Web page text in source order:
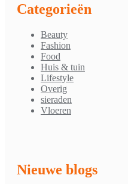
Categorieën
Beauty
Fashion
Food
Huis & tuin
Lifestyle
Overig
sieraden
Vloeren
Nieuwe blogs